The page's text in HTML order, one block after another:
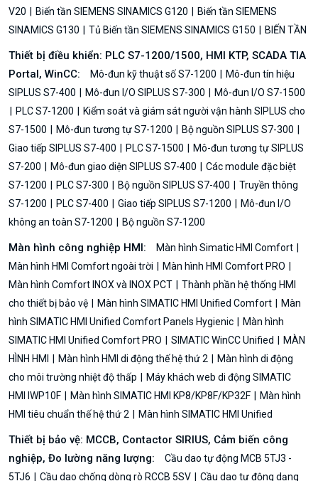
V20
Biến tần SIEMENS SINAMICS G120
Biến tần SIEMENS
SINAMICS G130
Tủ Biến tần SIEMENS SINAMICS G150 BIẾN TẦN
Thiết bị điều khiển: PLC S7-1200/1500, HMI KTP, SCADA TIA
Portal, WinCC:
Mô-đun kỹ thuật số S7-1200
Mô-đun tín hiệu
SIPLUS S7-400
Mô-đun I/O SIPLUS S7-300
Mô-đun I/O S7-1500
PLC S7-1200
Kiểm soát và giám sát người vận hành SIPLUS cho
S7-1500
Mô-đun tương tự S7-1200
Bộ nguồn SIPLUS S7-300
Giao tiếp SIPLUS S7-400
PLC S7-1500
Mô-đun tương tự SIPLUS
S7-200
Mô-đun giao diện SIPLUS S7-400
Các module đặc biệt
S7-1200
PLC S7-300 Bộ nguồn SIPLUS S7-400
Truyền thông
S7-1200
PLC S7-400 Giao tiếp SIPLUS S7-1200
Mô-đun I/O
không an toàn S7-1200
Bộ nguồn S7-1200
Màn hình công nghiệp HMI:
Màn hình Simatic HMI Comfort
Màn hình HMI Comfort ngoài trời
Màn hình HMI Comfort PRO
Màn hình Comfort INOX và INOX PCT
Thành phần hệ thống HMI
cho thiết bị bảo vệ
Màn hình SIMATIC HMI Unified Comfort
Màn
hình SIMATIC HMI Unified Comfort Panels Hygienic
Màn hình
SIMATIC HMI Unified Comfort PRO
SIMATIC WinCC Unified
MÀN
HÌNH HMI
Màn hình HMI di động thế hệ thứ 2
Màn hình di động
cho môi trường nhiệt độ thấp
Máy khách web di động SIMATIC
HMI IWP10F
Màn hình SIMATIC HMI KP8/KP8F/KP32F
Màn hình
HMI tiêu chuẩn thế hệ thứ 2
Màn hình SIMATIC HMI Unified
Thiết bị bảo vệ: MCCB, Contactor SIRIUS, Cảm biến công
nghiệp, Đo lường năng lượng:
Cầu dao tự động MCB 5TJ3 -
5TJ6
Cầu dao chống dòng rò RCCB 5SV
Cầu dao tự động dạng